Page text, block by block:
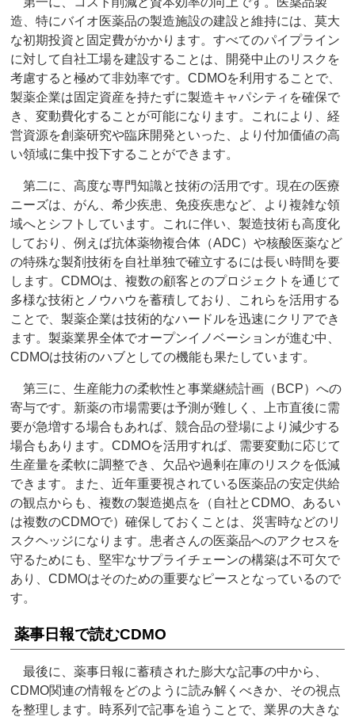
造、特にバイオ医薬品の製造施設の建設と維持には、莫大
な初期投資と固定費がかかります。すべてのパイプライン
に対して自社工場を建設することは、開発中止のリスクを
考慮すると極めて非効率です。CDMOを利用することで、
製薬企業は固定資産を持たずに製造キャパシティを確保で
き、変動費化することが可能になります。これにより、経
営資源を創薬研究や臨床開発といった、より付加価値の高
い領域に集中投下することができます。
第二に、高度な専門知識と技術の活用です。現在の医療
ニーズは、がん、希少疾患、免疫疾患など、より複雑な領
域へとシフトしています。これに伴い、製造技術も高度化
しており、例えば抗体薬物複合体（ADC）や核酸医薬など
の特殊な製剤技術を自社単独で確立するには長い時間を要
します。CDMOは、複数の顧客とのプロジェクトを通じて
多様な技術とノウハウを蓄積しており、これらを活用する
ことで、製薬企業は技術的なハードルを迅速にクリアでき
ます。製薬業界全体でオープンイノベーションが進む中、
CDMOは技術のハブとしての機能も果たしています。
第三に、生産能力の柔軟性と事業継続計画（BCP）への
寄与です。新薬の市場需要は予測が難しく、上市直後に需
要が急増する場合もあれば、競合品の登場により減少する
場合もあります。CDMOを活用すれば、需要変動に応じて
生産量を柔軟に調整でき、欠品や過剰在庫のリスクを低減
できます。また、近年重要視されている医薬品の安定供給
の観点からも、複数の製造拠点を（自社とCDMO、あるい
は複数のCDMOで）確保しておくことは、災害時などのリ
スクヘッジになります。患者さんの医薬品へのアクセスを
守るためにも、堅牢なサプライチェーンの構築は不可欠で
あり、CDMOはそのための重要なピースとなっているので
す。
薬事日報で読むCDMO
最後に、薬事日報に蓄積された膨大な記事の中から、
CDMO関連の情報をどのように読み解くべきか、その視点
を整理します。時系列で記事を追うことで、業界の大きな